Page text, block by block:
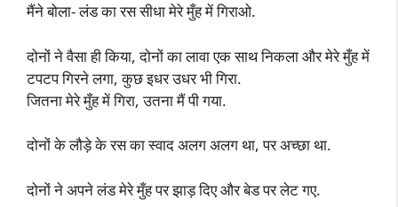
मैंने बोला- लंड का रस सीधा मेरे मुँह में गिराओ.
दोनों ने वैसा ही किया, दोनों का लावा एक साथ निकला और मेरे मुँह में
टपटप गिरने लगा, कुछ इधर उधर भी गिरा.
जितना मेरे मुँह में गिरा, उतना मैं पी गया.
दोनों के लौड़े के रस का स्वाद अलग अलग था, पर अच्छा था.
दोनों ने अपने लंड मेरे मुँह पर झाड़ दिए और बेड पर लेट गए.